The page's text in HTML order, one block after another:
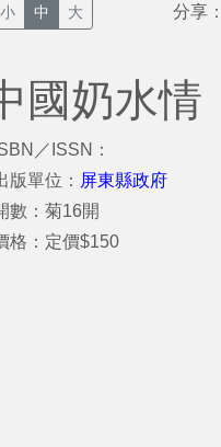
小 中 大 分享：
國奶水情
／ISSN：
版單位： 屏東縣政府
數：菊16開
格：定價$150